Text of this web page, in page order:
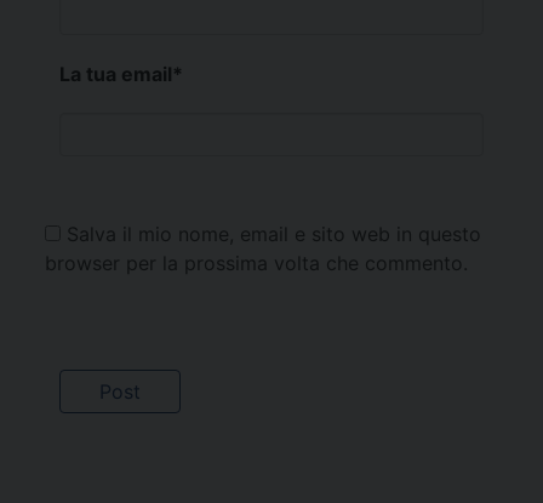
La tua email*
Salva il mio nome, email e sito web in questo
browser per la prossima volta che commento.